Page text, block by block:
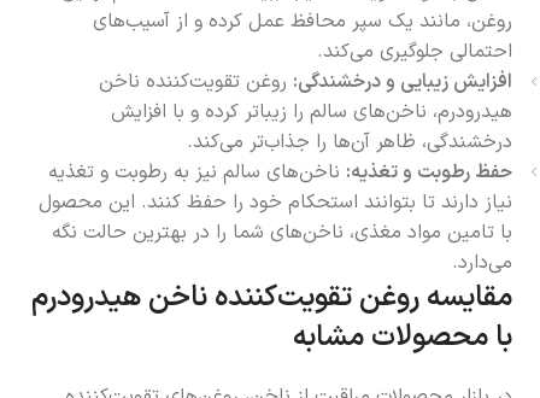
روغن، مانند یک سپر محافظ عمل کرده و از آسیب‌های
احتمالی جلوگیری می‌کند.
افزایش زیبایی و درخشندگی: روغن تقویت‌کننده ناخن
هیدرودرم، ناخن‌های سالم را زیباتر کرده و با افزایش
درخشندگی، ظاهر آن‌ها را جذاب‌تر می‌کند.
حفظ رطوبت و تغذیه: ناخن‌های سالم نیز به رطوبت و تغذیه
نیاز دارند تا بتوانند استحکام خود را حفظ کنند. این محصول
با تامین مواد مغذی، ناخن‌های شما را در بهترین حالت نگه
می‌دارد.
مقایسه روغن تقویت‌کننده ناخن هیدرودرم
با محصولات مشابه